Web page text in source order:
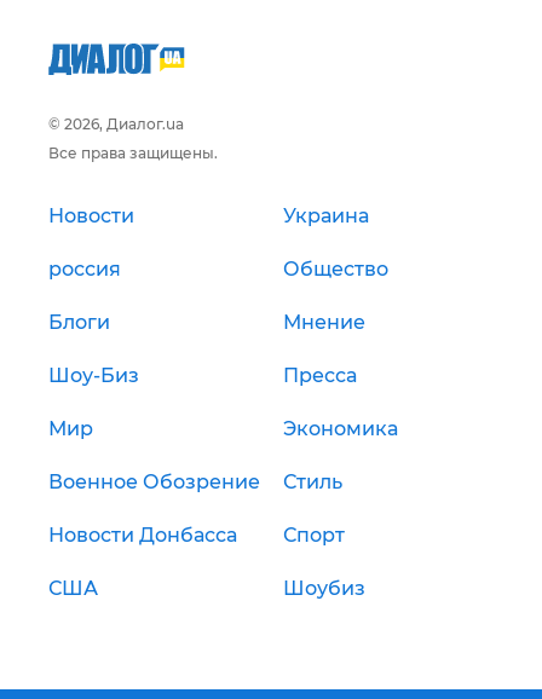
© 2026, Диалог.ua
Все права защищены.
Новости Украина
россия Общество
Блоги Мнение
Шоу-Биз Пресса
Мир Экономика
Военное Обозрение Стиль
Новости Донбасса Спорт
США Шоубиз